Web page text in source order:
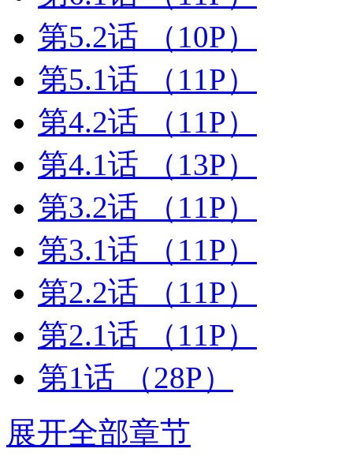
第5.2话
（10P）
第5.1话
（11P）
第4.2话
（11P）
第4.1话
（13P）
第3.2话
（11P）
第3.1话
（11P）
第2.2话
（11P）
第2.1话
（11P）
第1话
（28P）
展开全部章节